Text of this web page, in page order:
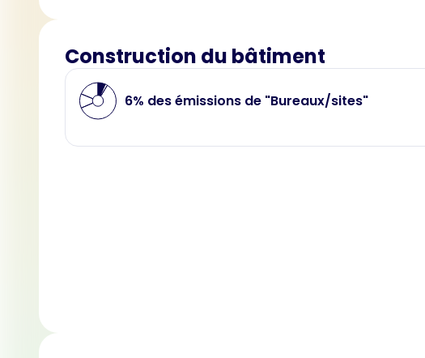
Construction du bâtiment
6% des émissions de "Bureaux/sites"